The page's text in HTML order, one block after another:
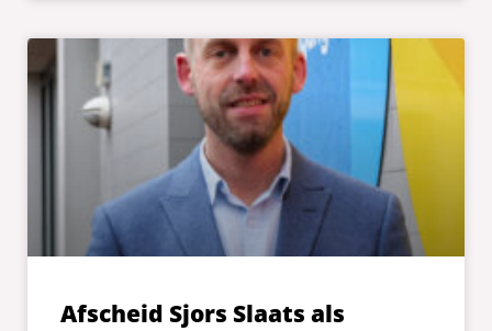
Afscheid Sjors Slaats als